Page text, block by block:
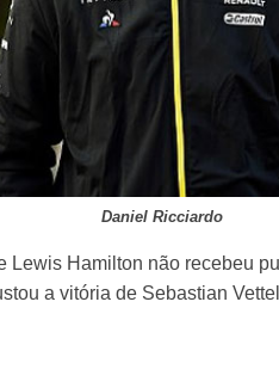
Daniel Ricciardo
Lewis Hamilton não recebeu
a vitória de Sebastian